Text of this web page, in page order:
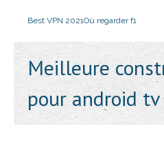
Best VPN 2021Où regarder f1
Meilleure
pour android tv